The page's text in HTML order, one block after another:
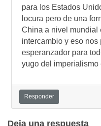
para los Estados
locura pero de una
China a nivel mundial
intercambio y eso nos
esperanzador para
yugo del imperialismo
Responder
Deja una respuesta